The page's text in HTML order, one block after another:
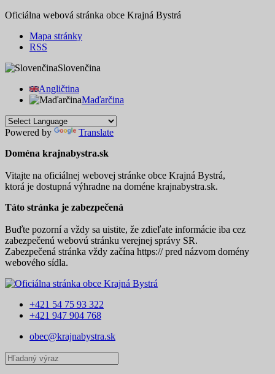
Oficiálna webová stránka obce Krajná Bystrá
Mapa stránky
RSS
Slovenčina
Angličtina
Maďarčina
Powered by
Translate
Doména krajnabystra.sk
Vitajte na oficiálnej webovej stránke obce Krajná Bystrá,
ktorá je dostupná výhradne na doméne krajnabystra.sk.
Táto stránka je zabezpečená
Buďte pozorní a vždy sa uistite, že zdieľate informácie iba cez
zabezpečenú webovú stránku verejnej správy SR.
Zabezpečená stránka vždy začína https:// pred názvom domény
webového sídla.
+421 54 75 93 322
+421 947 904 768
obec@krajnabystra.sk